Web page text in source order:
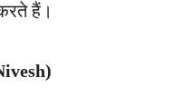
हैं।